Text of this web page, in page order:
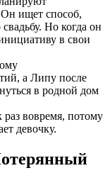
ищет способ,
Но когда он
в свои
а Липу после
в родной дом
вовремя, потому
девочку.